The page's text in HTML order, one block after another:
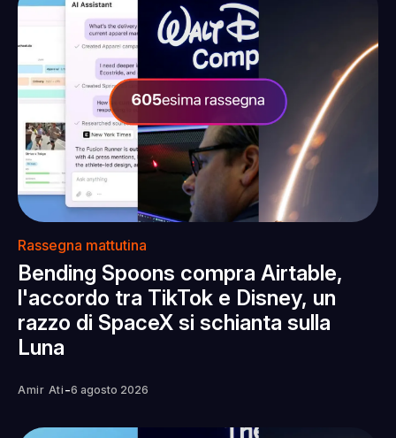
Rassegna mattutina
Bending Spoons compra Airtable,
l'accordo tra TikTok e Disney, un
razzo di SpaceX si schianta sulla
Luna
Amir Ati -6 agosto 2026